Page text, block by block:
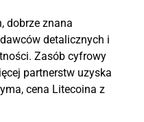
dobrze znana
detalicznych i
Zasób cyfrowy
partnerstw uzyska
cena Litecoina z